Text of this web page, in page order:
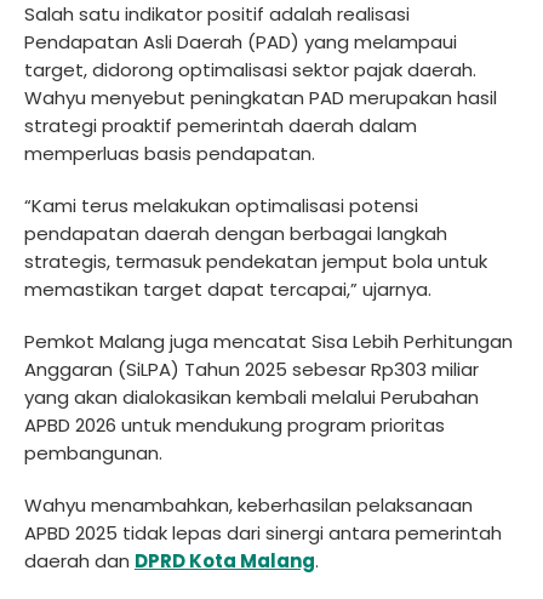
Salah satu indikator positif adalah realisasi
Pendapatan Asli Daerah (PAD) yang melampaui
target, didorong optimalisasi sektor pajak daerah.
Wahyu menyebut peningkatan PAD merupakan hasil
strategi proaktif pemerintah daerah dalam
memperluas basis pendapatan.
“Kami terus melakukan optimalisasi potensi
pendapatan daerah dengan berbagai langkah
strategis, termasuk pendekatan jemput bola untuk
memastikan target dapat tercapai,” ujarnya.
Pemkot Malang juga mencatat Sisa Lebih Perhitungan
Anggaran (SiLPA) Tahun 2025 sebesar Rp303 miliar
yang akan dialokasikan kembali melalui Perubahan
APBD 2026 untuk mendukung program prioritas
pembangunan.
Wahyu menambahkan, keberhasilan pelaksanaan
APBD 2025 tidak lepas dari sinergi antara pemerintah
daerah dan DPRD Kota Malang.